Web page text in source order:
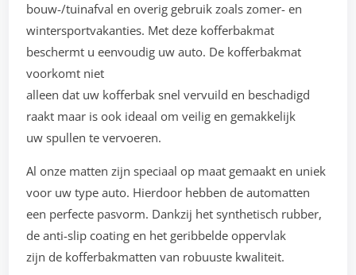
bouw-/tuinafval en overig gebruik zoals zomer- en
wintersportvakanties. Met deze kofferbakmat
beschermt u eenvoudig uw auto. De kofferbakmat
voorkomt niet
alleen dat uw kofferbak snel vervuild en beschadigd
raakt maar is ook ideaal om veilig en gemakkelijk
uw spullen te vervoeren.
Al onze matten zijn speciaal op maat gemaakt en uniek
voor uw type auto. Hierdoor hebben de automatten
een perfecte pasvorm. Dankzij het synthetisch rubber,
de anti-slip coating en het geribbelde oppervlak
zijn de kofferbakmatten van robuuste kwaliteit.